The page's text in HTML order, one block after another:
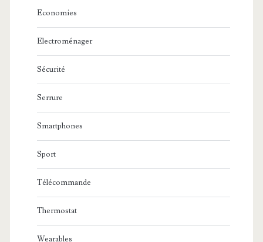
Economies
Electroménager
Sécurité
Serrure
Smartphones
Sport
Télécommande
Thermostat
Wearables